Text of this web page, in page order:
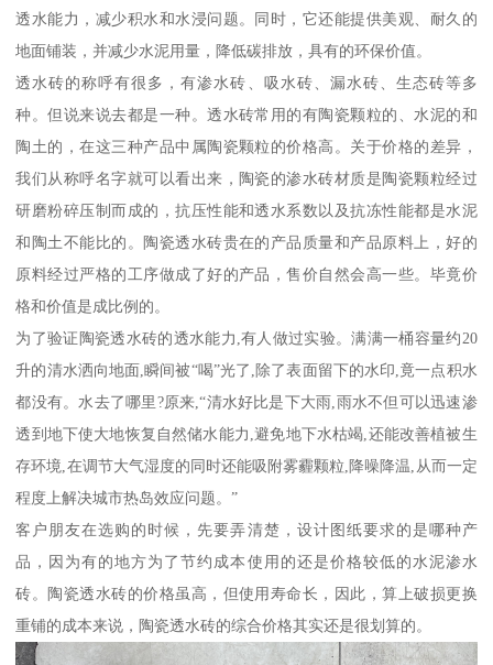
透水能力，减少积水和水浸问题。同时，它还能提供美观、耐久的
地面铺装，并减少水泥用量，降低碳排放，具有的环保价值。
透水砖的称呼有很多，有渗水砖、吸水砖、漏水砖、生态砖等多
种。但说来说去都是一种。透水砖常用的有陶瓷颗粒的、水泥的和
陶土的，在这三种产品中属陶瓷颗粒的价格高。关于价格的差异，
我们从称呼名字就可以看出来，陶瓷的渗水砖材质是陶瓷颗粒经过
研磨粉碎压制而成的，抗压性能和透水系数以及抗冻性能都是水泥
和陶土不能比的。陶瓷透水砖贵在的产品质量和产品原料上，好的
原料经过严格的工序做成了好的产品，售价自然会高一些。毕竟价
格和价值是成比例的。
为了验证陶瓷透水砖的透水能力,有人做过实验。满满一桶容量约20
升的清水洒向地面,瞬间被“喝”光了,除了表面留下的水印,竟一点积水
都没有。水去了哪里?原来,“清水好比是下大雨,雨水不但可以迅速渗
透到地下使大地恢复自然储水能力,避免地下水枯竭,还能改善植被生
存环境,在调节大气湿度的同时还能吸附雾霾颗粒,降噪降温,从而一定
程度上解决城市热岛效应问题。”
客户朋友在选购的时候，先要弄清楚，设计图纸要求的是哪种产
品，因为有的地方为了节约成本使用的还是价格较低的水泥渗水
砖。陶瓷透水砖的价格虽高，但使用寿命长，因此，算上破损更换
重铺的成本来说，陶瓷透水砖的综合价格其实还是很划算的。